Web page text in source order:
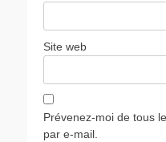
Site web
Prévenez-moi de tous
par e-mail.